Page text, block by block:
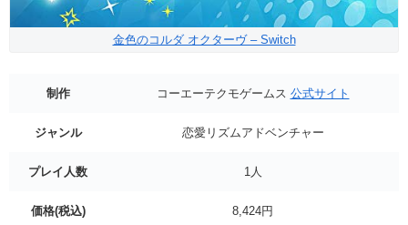
金色のコルダ オクターヴ – Switch
制作 コーエーテクモゲームス 公式サイト
ジャンル 恋愛リズムアドベンチャー
プレイ人数 1人
価格(税込) 8,424円